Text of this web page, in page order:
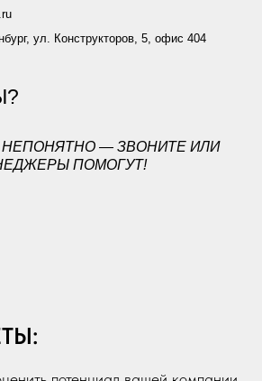
ул. Конструкторов, 5, офис 404
НЕПОНЯТНО — ЗВОНИТЕ ИЛИ
ПОМОГУТ!